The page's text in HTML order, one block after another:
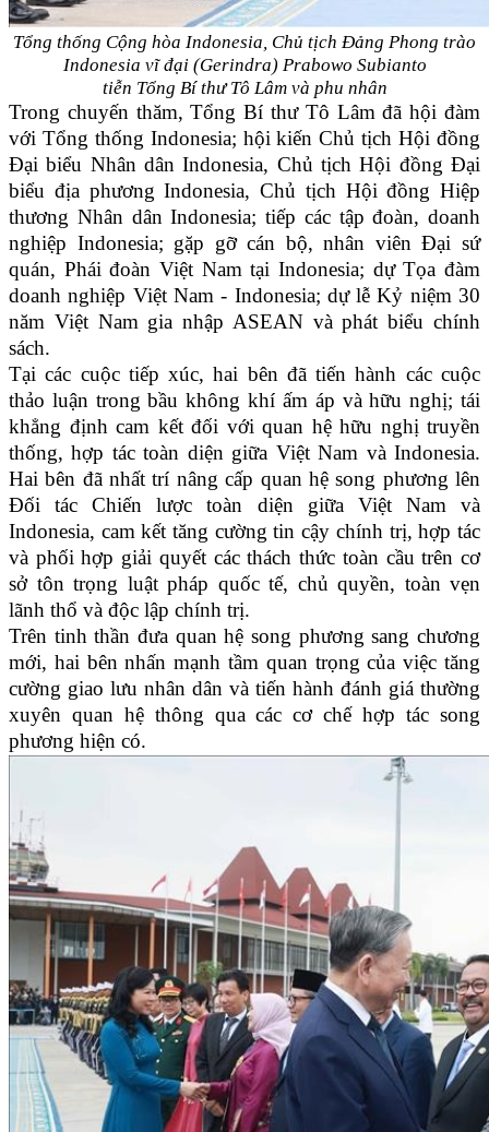
Tổng thống Cộng hòa Indonesia, Chủ tịch Đảng Phong trào
Indonesia vĩ đại (Gerindra) Prabowo Subianto
tiễn Tổng Bí thư Tô Lâm và phu nhân
Trong chuyến thăm, Tổng Bí thư Tô Lâm đã hội đàm
với Tổng thống Indonesia; hội kiến Chủ tịch Hội đồng
Đại biểu Nhân dân Indonesia, Chủ tịch Hội đồng Đại
biểu địa phương Indonesia, Chủ tịch Hội đồng Hiệp
thương Nhân dân Indonesia; tiếp các tập đoàn, doanh
nghiệp Indonesia; gặp gỡ cán bộ, nhân viên Đại sứ
quán, Phái đoàn Việt Nam tại Indonesia; dự Tọa đàm
doanh nghiệp Việt Nam - Indonesia; dự lễ Kỷ niệm 30
năm Việt Nam gia nhập ASEAN và phát biểu chính
sách.
Tại các cuộc tiếp xúc, hai bên đã tiến hành các cuộc
thảo luận trong bầu không khí ấm áp và hữu nghị; tái
khẳng định cam kết đối với quan hệ hữu nghị truyền
thống, hợp tác toàn diện giữa Việt Nam và Indonesia.
Hai bên đã nhất trí nâng cấp quan hệ song phương lên
Đối tác Chiến lược toàn diện giữa Việt Nam và
Indonesia, cam kết tăng cường tin cậy chính trị, hợp tác
và phối hợp giải quyết các thách thức toàn cầu trên cơ
sở tôn trọng luật pháp quốc tế, chủ quyền, toàn vẹn
lãnh thổ và độc lập chính trị.
Trên tinh thần đưa quan hệ song phương sang chương
mới, hai bên nhấn mạnh tầm quan trọng của việc tăng
cường giao lưu nhân dân và tiến hành đánh giá thường
xuyên quan hệ thông qua các cơ chế hợp tác song
phương hiện có.